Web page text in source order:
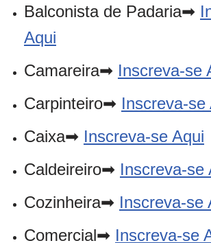
Balconista de Padaria➡
Aqui
Camareira➡ Inscreva-se
Carpinteiro➡ Inscreva-se
Caixa➡ Inscreva-se Aqui
Caldeireiro➡ Inscreva-se
Cozinheira➡ Inscreva-se
Comercial➡ Inscreva-se